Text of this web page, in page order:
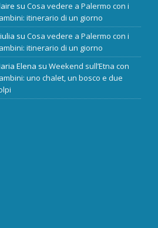
suCosa vedere a Palermo con i
itinerario di un giorno
suCosa vedere a Palermo con i
itinerario di un giorno
Elena suWeekend sull’Etna con
uno chalet, un bosco e due